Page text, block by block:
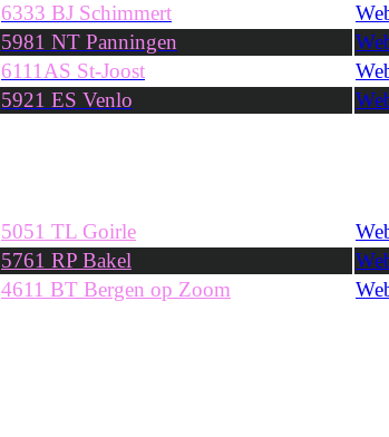
6333 BJ Schimmert
5981 NT Panningen
6111AS St-Joost
5921 ES Venlo
5051 TL Goirle
5761 RP Bakel
4611 BT Bergen op Zoom